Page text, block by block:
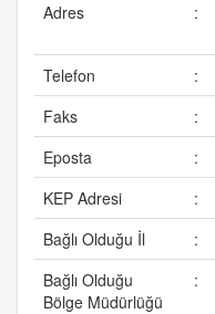
Adres
:
Telefon
:
Faks
:
Eposta
:
KEP Adresi
:
Bağlı Olduğu İl
:
Bağlı Olduğu
Bölge Müdürlüğü
: